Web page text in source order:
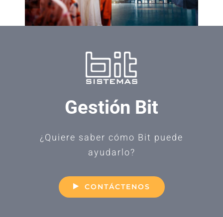
Gestión Bit
¿Quiere saber cómo Bit puede
ayudarlo?
CONTÁCTENOS